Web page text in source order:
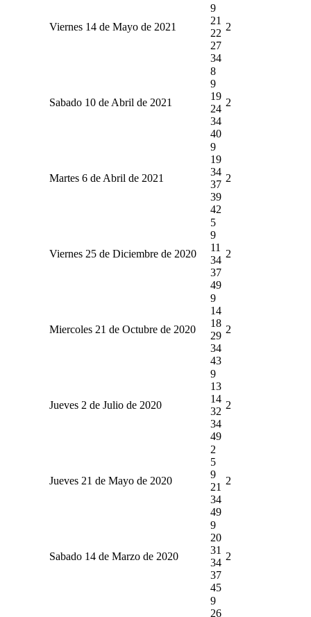
Viernes 14 de Mayo de 2021
9
21
22
27
34
2
Sabado 10 de Abril de 2021
8
9
19
24
34
40
2
Martes 6 de Abril de 2021
9
19
34
37
39
42
2
Viernes 25 de Diciembre de 2020
5
9
11
34
37
49
2
Miercoles 21 de Octubre de 2020
9
14
18
29
34
43
2
Jueves 2 de Julio de 2020
9
13
14
32
34
49
2
Jueves 21 de Mayo de 2020
2
5
9
21
34
49
2
Sabado 14 de Marzo de 2020
9
20
31
34
37
45
2
9
26